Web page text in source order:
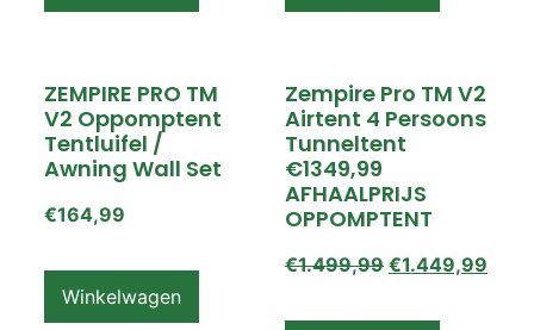
ZEMPIRE PRO TM
V2 Oppomptent
Tentluifel /
Awning Wall Set
€164,99
Winkelwagen
Zempire Pro TM V2
Airtent 4 Persoons
Tunneltent
€1349,99
AFHAALPRIJS
OPPOMPTENT
€1.499,99 €1.449,99